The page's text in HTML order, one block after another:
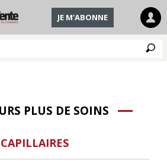
JE M'ABONNE
PLUS DE SOINS
CAPILLAIRES